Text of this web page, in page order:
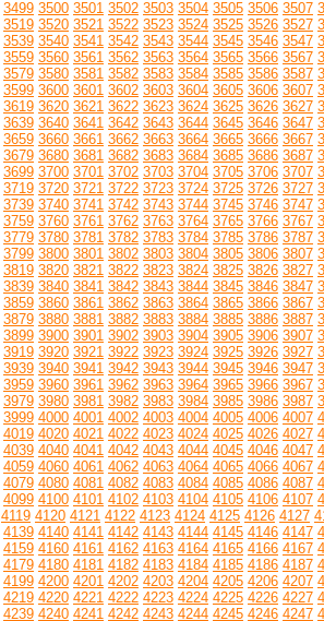
3499 3500 3501 3502 3503 3504 3505 3506 3507
3519 3520 3521 3522 3523 3524 3525 3526 3527
3539 3540 3541 3542 3543 3544 3545 3546 3547
3559 3560 3561 3562 3563 3564 3565 3566 3567
3579 3580 3581 3582 3583 3584 3585 3586 3587
3599 3600 3601 3602 3603 3604 3605 3606 3607
3619 3620 3621 3622 3623 3624 3625 3626 3627
3639 3640 3641 3642 3643 3644 3645 3646 3647
3659 3660 3661 3662 3663 3664 3665 3666 3667
3679 3680 3681 3682 3683 3684 3685 3686 3687
3699 3700 3701 3702 3703 3704 3705 3706 3707
3719 3720 3721 3722 3723 3724 3725 3726 3727
3739 3740 3741 3742 3743 3744 3745 3746 3747
3759 3760 3761 3762 3763 3764 3765 3766 3767
3779 3780 3781 3782 3783 3784 3785 3786 3787
3799 3800 3801 3802 3803 3804 3805 3806 3807
3819 3820 3821 3822 3823 3824 3825 3826 3827
3839 3840 3841 3842 3843 3844 3845 3846 3847
3859 3860 3861 3862 3863 3864 3865 3866 3867
3879 3880 3881 3882 3883 3884 3885 3886 3887
3899 3900 3901 3902 3903 3904 3905 3906 3907
3919 3920 3921 3922 3923 3924 3925 3926 3927
3939 3940 3941 3942 3943 3944 3945 3946 3947
3959 3960 3961 3962 3963 3964 3965 3966 3967
3979 3980 3981 3982 3983 3984 3985 3986 3987
3999 4000 4001 4002 4003 4004 4005 4006 4007
4019 4020 4021 4022 4023 4024 4025 4026 4027
4039 4040 4041 4042 4043 4044 4045 4046 4047
4059 4060 4061 4062 4063 4064 4065 4066 4067
4079 4080 4081 4082 4083 4084 4085 4086 4087
4099 4100 4101 4102 4103 4104 4105 4106 4107
4119 4120 4121 4122 4123 4124 4125 4126 4127
4139 4140 4141 4142 4143 4144 4145 4146 4147
4159 4160 4161 4162 4163 4164 4165 4166 4167
4179 4180 4181 4182 4183 4184 4185 4186 4187
4199 4200 4201 4202 4203 4204 4205 4206 4207
4219 4220 4221 4222 4223 4224 4225 4226 4227
4239 4240 4241 4242 4243 4244 4245 4246 4247